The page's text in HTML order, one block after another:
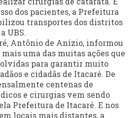
dos pacientes, a Prefeitura
transportes dos distritos
UBS.
Antônio de Anízio, informou
uma das muitas ações que
para garantir muito
e cidadãs de Itacaré. De
centenas de
e cirurgias vem sendo
Prefeitura de Itacaré. E nos
locais mais distantes, a